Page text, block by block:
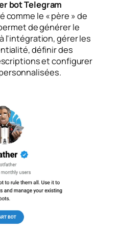
bot Telegram
comme le « père » de
de générer le
l'intégration, gérer les
définir des
et configurer